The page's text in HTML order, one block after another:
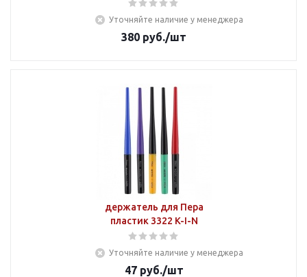
Уточняйте наличие у менеджера
380 руб./шт
держатель для Пера
пластик 3322 K-I-N
Уточняйте наличие у менеджера
47руб./шт